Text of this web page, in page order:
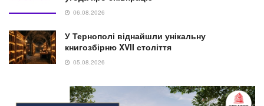
06.08.2026
У Тернополі віднайшли унікальну
книгозбірню XVII століття
05.08.2026